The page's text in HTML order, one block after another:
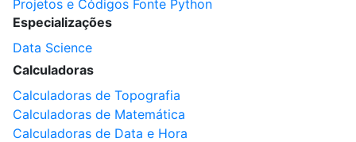
Projetos e Códigos Fonte Python
Especializações
Data Science
Calculadoras
Calculadoras de Topografia
Calculadoras de Matemática
Calculadoras de Data e Hora